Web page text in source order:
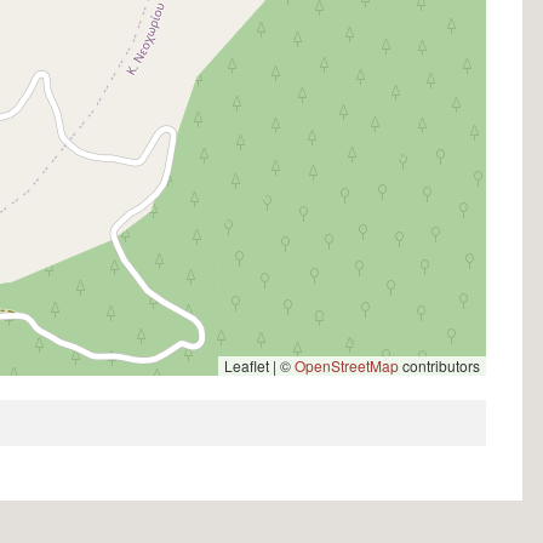
Leaflet | ©OpenStreetMapcontributors